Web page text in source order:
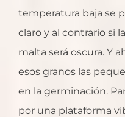
temperatura baja se
claro y al contrario si
malta será oscura. Y
esos granos las
en la germinación.
por una plataforma